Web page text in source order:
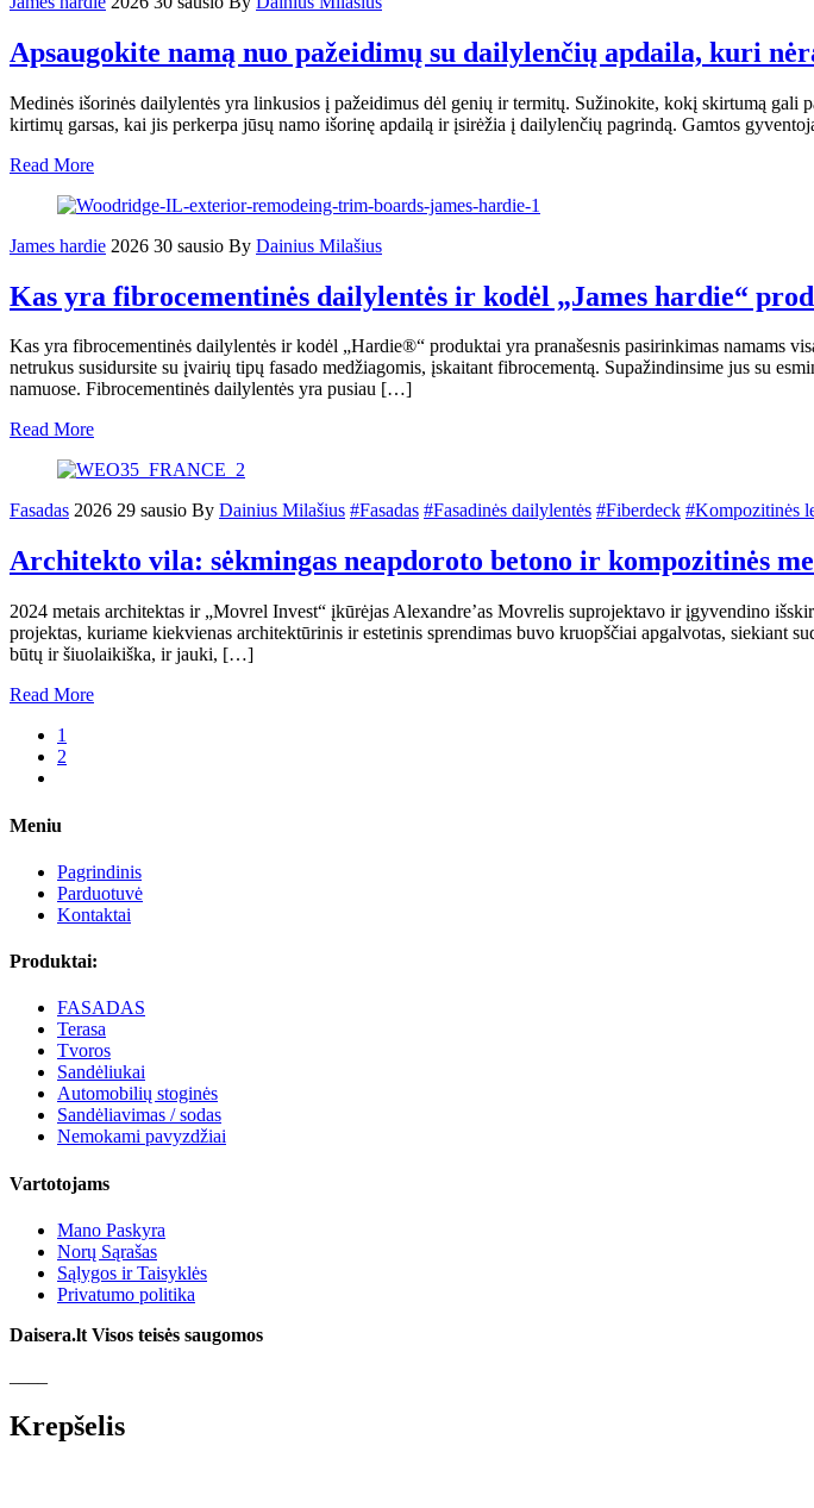
Apsaugokite namą nuo pažeidimų su dailylenčių apdaila, kuri
Medinės išorinės dailylentės yra linkusios į pažeidimus dėl genių ir termitų. Sužinokite, kokį skirtumą
kirtimų garsas, kai jis perkerpa jūsų namo išorinę apdailą ir įsirėžia į dailylenčių pagrindą. Gamtos
Read More
James hardie 2026 30 sausio By Dainius Milašius
Kas yra fibrocementinės dailylentės ir kodėl „James hardie“
Kas yra fibrocementinės dailylentės ir kodėl „Hardie®“ produktai yra pranašesnis pasirinkimas namams
netrukus susidursite su įvairių tipų fasado medžiagomis, įskaitant fibrocementą. Supažindinsime jus su
namuose. Fibrocementinės dailylentės yra pusiau […]
Read More
Fasadas 2026 29 sausio By Dainius Milašius #Fasadas #Fasadinės dailylentės #Fiberdeck #Kompozitinės
Architekto vila: sėkmingas neapdoroto betono ir kompozitinės
2024 metais architektas ir „Movrel Invest“ įkūrėjas Alexandre’as Movrelis suprojektavo ir įgyvendino
projektas, kuriame kiekvienas architektūrinis ir estetinis sprendimas buvo kruopščiai apgalvotas, siekiant
būtų ir šiuolaikiška, ir jauki, […]
Read More
1
2
Meniu
Pagrindinis
Parduotuvė
Kontaktai
Produktai:
FASADAS
Terasa
Tvoros
Sandėliukai
Automobilių stoginės
Sandėliavimas / sodas
Nemokami pavyzdžiai
Vartotojams
Mano Paskyra
Norų Sąrašas
Sąlygos ir Taisyklės
Privatumo politika
Daisera.lt Visos teisės saugomos
Krepšelis